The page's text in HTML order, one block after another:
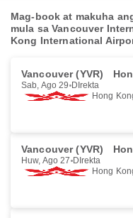
Mag-book at makuha
mula sa Vancouver
Kong International
Vancouver (YVR)
Sab, Ago 29 DIrekta
Hong
Vancouver (YVR)
Huw, Ago 27 DIrekta
Hong